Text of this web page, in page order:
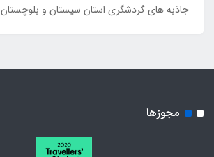
جاذبه های گردشگری استان سیستان و بلوچستان
مجوزها